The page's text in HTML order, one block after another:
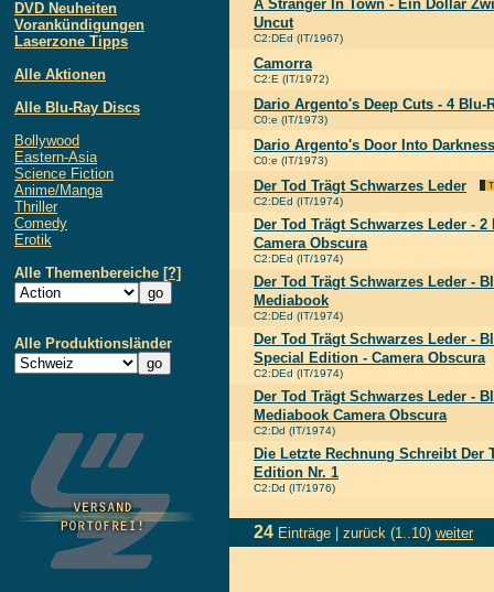
DVD Neuheiten
Vorankündigungen
Laserzone Tipps
Alle Aktionen
Alle Blu-Ray Discs
Bollywood
Eastern-Asia
Science Fiction
Anime/Manga
Thriller
Comedy
Erotik
Alle Themenbereiche [?]
Alle Produktionsländer
A Stranger In Town - Ein Dollar
Uncut
C2:DEd (IT/1967)
Camorra
C2:E (IT/1972)
Dario Argento's Deep Cuts - 4 Blu-
C0:e (IT/1973)
Dario Argento's Door Into Darkness
C0:e (IT/1973)
Der Tod Trägt Schwarzes Leder
C2:DEd (IT/1974)
Der Tod Trägt Schwarzes Leder -
Camera Obscura
C2:DEd (IT/1974)
Der Tod Trägt Schwarzes Leder -
Mediabook
C2:DEd (IT/1974)
Der Tod Trägt Schwarzes Leder -
Special Edition - Camera Obscura
C2:DEd (IT/1974)
Der Tod Trägt Schwarzes Leder -
Mediabook Camera Obscura
C2:Dd (IT/1974)
Die Letzte Rechnung Schreibt Der
Edition Nr. 1
C2:Dd (IT/1976)
24 Einträge | zurück (1..10) weiter